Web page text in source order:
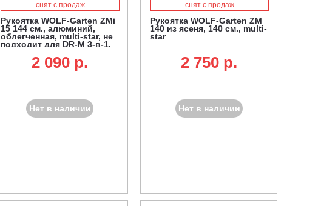
снят с продаж
Рукоятка WOLF-Garten ZMi
15 144 см., алюминий,
облегченная, multi-star, не
подходит для DR-M 3-в-1,
очистки от снега
2 090 p.
Нет в наличии
снят с продаж
Рукоятка WOLF-Garten ZM
140 из ясеня, 140 см., multi-
star
2 750 p.
Нет в наличии